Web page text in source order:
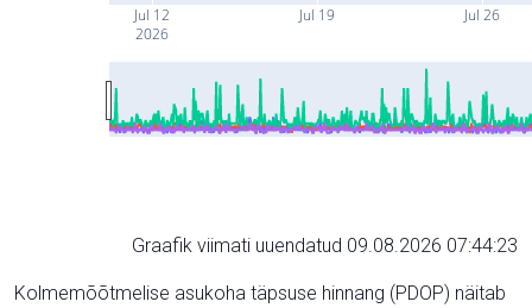
Jul 12
2026
Jul 19 Jul 26
Graafik viimati uuendatud 09.08.2026 07:44:23
Kolmemõõtmelise asukoha täpsuse hinnang (PDOP) näitab